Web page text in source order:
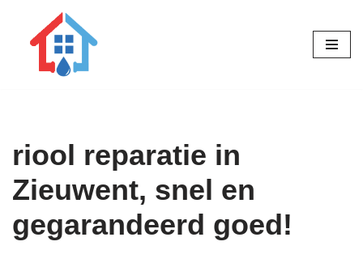
riool reparatie in
Zieuwent, snel en
gegarandeerd goed!